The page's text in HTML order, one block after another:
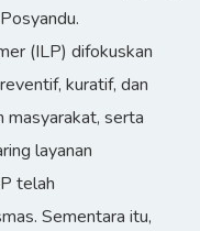
(ILP) difokuskan
kuratif, dan
masyarakat, serta
layanan
telah
Sementara itu,